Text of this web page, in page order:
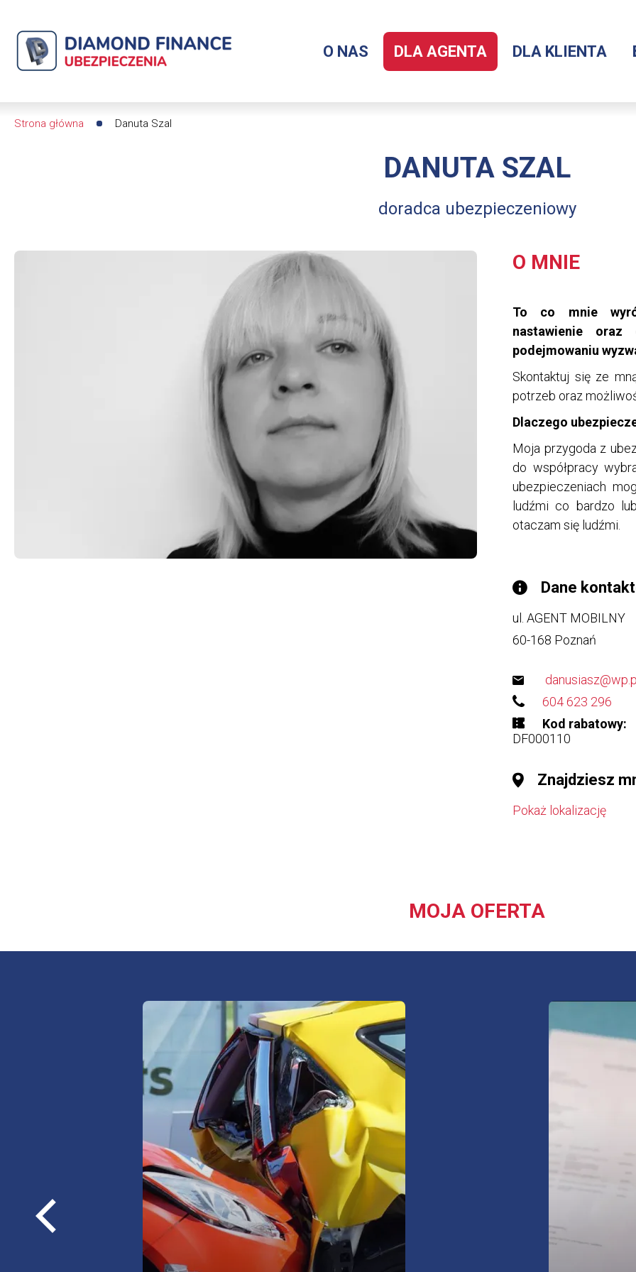
Danuta
Szal
Diamond
Menu
O NAS DLA AGENTA DLA KLIENTA
Strona główna Danuta Szal
DANUTA SZAL
doradca ubezpieczeniowy
O MNIE
To co mnie
nastawienie
podejmowaniu
Skontaktuj się ze
potrzeb oraz
Dlaczego
Moja przygoda z
do współpracy
ubezpieczeniach
ludźmi co bardzo
otaczam się ludźmi.
Dane
ul. AGENT MOBILNY
60-168 Poznań
danusiasz@wp.pl
604 623 296
Kod rabatowy
DF000110
Znajdziesz
Pokaż lokalizację
MOJA OFERTA
Poprzednie
loga
Sprawdź najkorzystniejsze oferty
ubezpieczeń OC/AC/NNW/assistance
OC, AC, NNW,
assistance,
szyby, opony, bagaż
zyskaj
domy i
domki
(cesja),
pożar,